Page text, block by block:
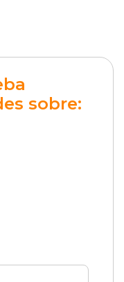
sobre: